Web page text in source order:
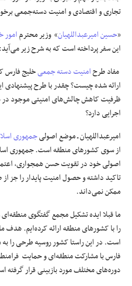
تجاری و اقتصادی و امنیت دسته‌جمعی
«حسین امیرعبداللهیان» وزیر محترمامور
این سفر پرداخته است که به شرح زیر می‌آید:
مفاد طرحامنیت دسته جمعیخلیج فارس
ارائه شده چیست؟ چقدر با طرح پیشنهادی
ظرفیت کاهش چالش‌های امنیتی موجود در
اجرایی دارد؟
امیرعبداللهیان ـ موضع اصولیجمهوری
از سوی کشورهای منطقه است. جمهوری
اصولی خود در تقویت حسن همجواری،
تاکید داشته و حصول امنیت پایدار را جز
ممکن نمی‌داند.
ما قبلا ایده تشکیل مجمع گفتگوی
را با کشورهای منطقه ارائه کرده‌ایم.
است. در این راستا کشور روسیه طرحی را به
فارس با مشارکت منطقه‌ای و حمایت
دوره‌های مختلف مورد بازبینی قرار گرفته